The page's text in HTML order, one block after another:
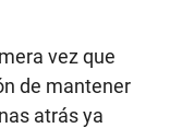
vez que
de mantener
atrás ya